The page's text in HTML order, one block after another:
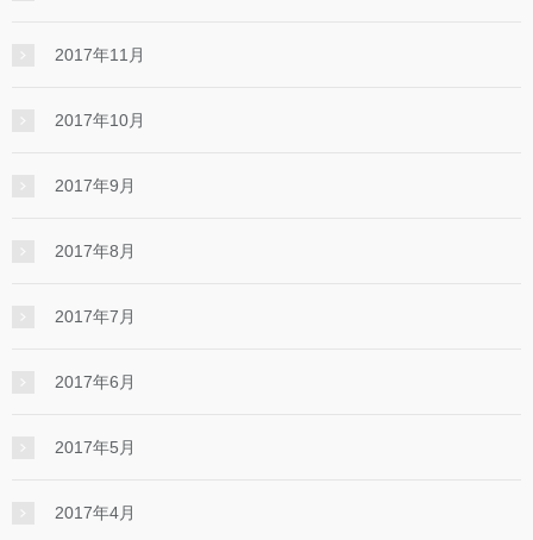
2017年11月
2017年10月
2017年9月
2017年8月
2017年7月
2017年6月
2017年5月
2017年4月